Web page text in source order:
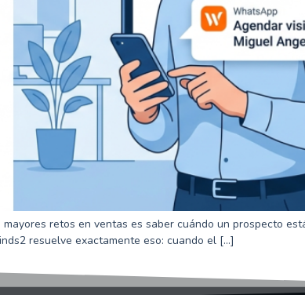
retos en ventas es saber cuándo un prospecto
resuelve exactamente eso: cuando el […]